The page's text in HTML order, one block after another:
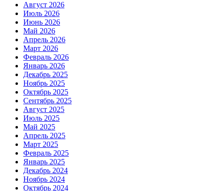
Август 2026
Июль 2026
Июнь 2026
Май 2026
Апрель 2026
Март 2026
Февраль 2026
Январь 2026
Декабрь 2025
Ноябрь 2025
Октябрь 2025
Сентябрь 2025
Август 2025
Июль 2025
Май 2025
Апрель 2025
Март 2025
Февраль 2025
Январь 2025
Декабрь 2024
Ноябрь 2024
Октябрь 2024